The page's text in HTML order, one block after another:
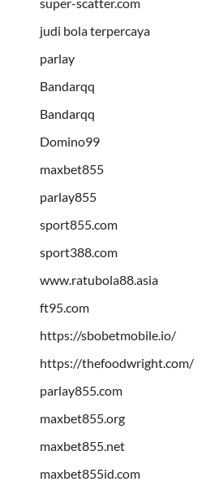
judi bola terpercaya
parlay
Bandarqq
Bandarqq
Domino99
maxbet855
parlay855
sport855.com
sport388.com
www.ratubola88.asia
ft95.com
https://sbobetmobile.io/
https://thefoodwright.com/
parlay855.com
maxbet855.org
maxbet855.net
maxbet855id.com